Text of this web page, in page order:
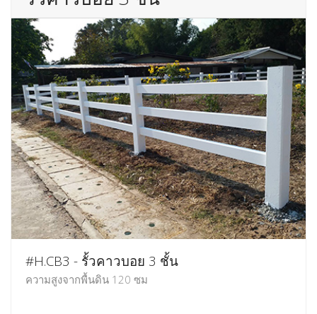
#H.CB3 - รั้วคาวบอย 3 ชั้น
ความสูงจากพื้นดิน 120 ซม